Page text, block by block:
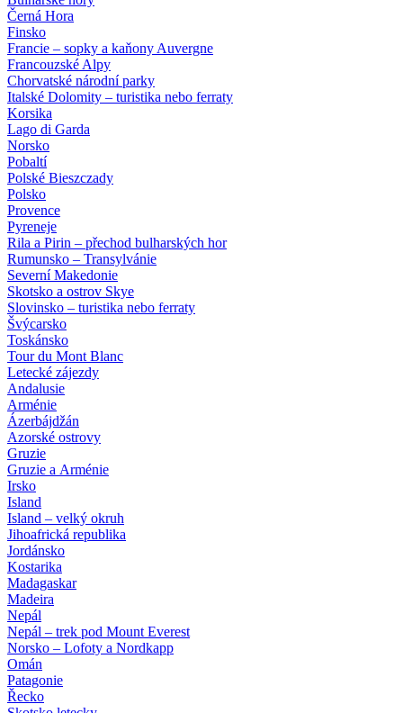
Černá Hora
Finsko
Francie – sopky a kaňony Auvergne
Francouzské Alpy
Chorvatské národní parky
Italské Dolomity – turistika nebo ferraty
Korsika
Lago di Garda
Norsko
Pobaltí
Polské Bieszczady
Polsko
Provence
Pyreneje
Rila a Pirin – přechod bulharských hor
Rumunsko – Transylvánie
Severní Makedonie
Skotsko a ostrov Skye
Slovinsko – turistika nebo ferraty
Švýcarsko
Toskánsko
Tour du Mont Blanc
Letecké zájezdy
Andalusie
Arménie
Ázerbájdžán
Azorské ostrovy
Gruzie
Gruzie a Arménie
Irsko
Island
Island – velký okruh
Jihoafrická republika
Jordánsko
Kostarika
Madagaskar
Madeira
Nepál
Nepál – trek pod Mount Everest
Norsko – Lofoty a Nordkapp
Omán
Patagonie
Řecko